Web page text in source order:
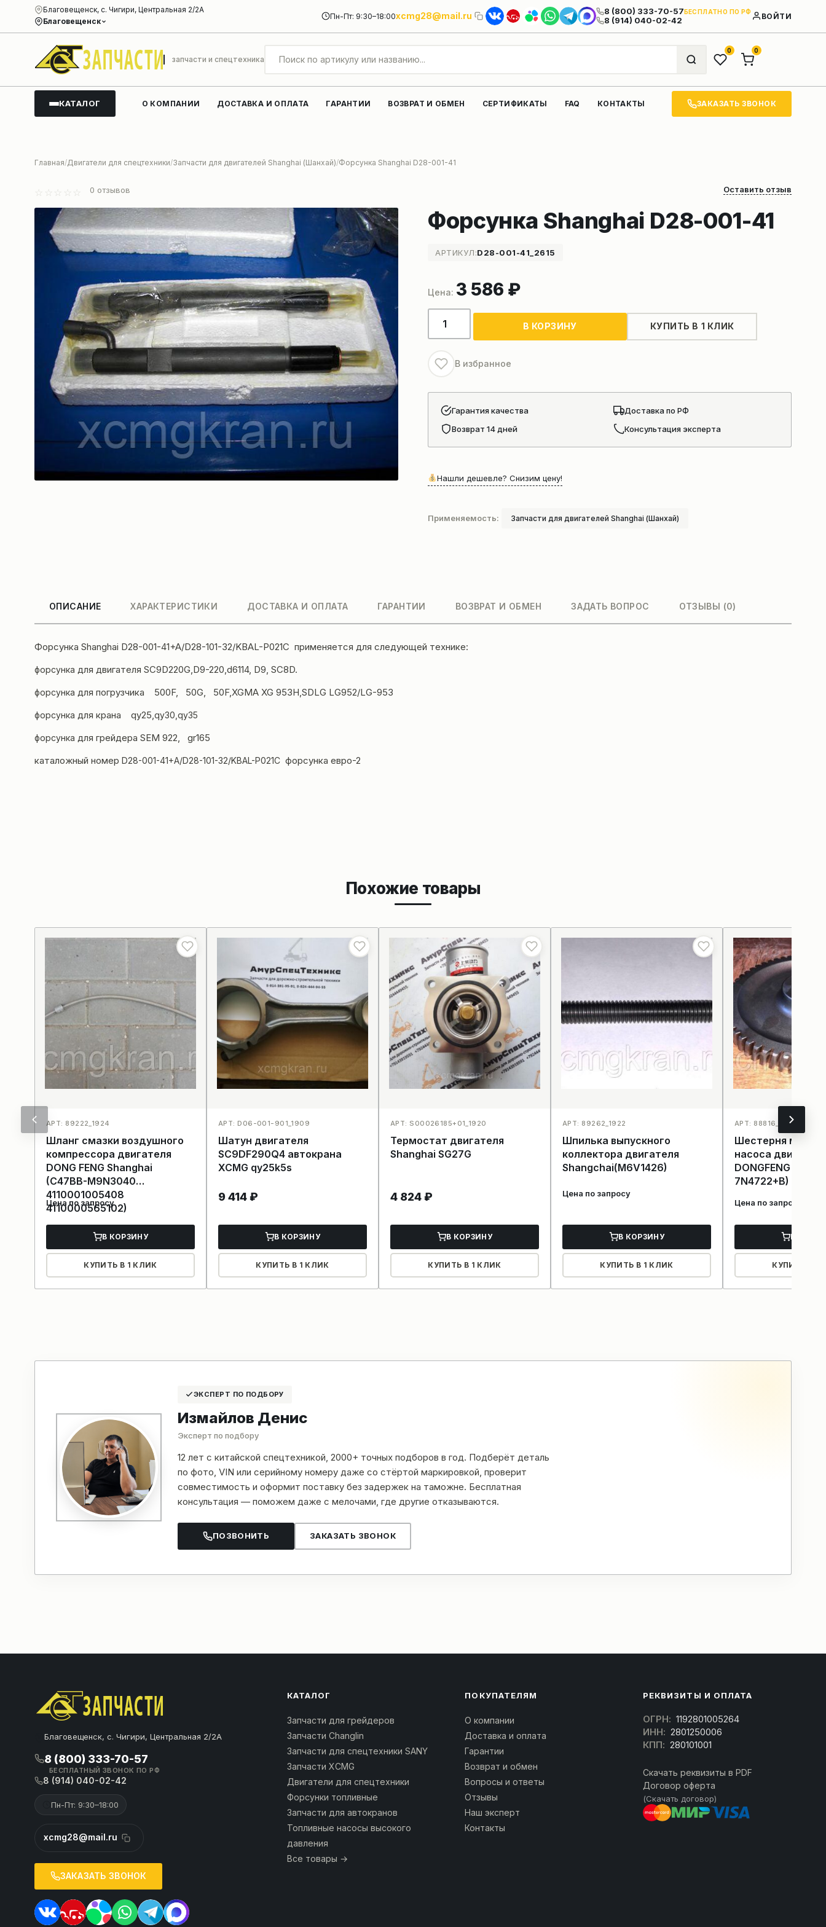
Благовещенск
Благовещенск, с. Чигири, Центральная 2/2А
Пн-Пт: 9:30–18:00xcmg28@mail.ru 8 (800) 333-70-57БЕСПЛАТНО ПО РФ
8 (914) 040-02-42 ВОЙТИ
запчасти и спецтехника
0 0
КАТАЛОГ О КОМПАНИИ ДОСТАВКА И ОПЛАТА ГАРАНТИИ ВОЗВРАТ И ОБМЕН СЕРТИФИКАТЫ FAQ КОНТАКТЫ ЗАКАЗАТЬ ЗВОНОК
Главная Двигатели для спецтехники Запчасти для двигателей Shanghai (Шанхай) Форсунка Shanghai D28-001-41
0 отзывов Оставить отзыв
Форсунка Shanghai D28-001-41
АРТИКУЛ:D28-001-41_2615
3 586 ₽
Количество
товара
Shanghai
D28-
001-
В КОРЗИНУ КУПИТЬ В 1 КЛИК
В избранное
Гарантия качества
Доставка по РФ
Возврат 14 дней
Консультация эксперта
Нашли дешевле? Снизим цену!
Применяемость: Запчасти для двигателей Shanghai (Шанхай)
ОПИСАНИЕ ХАРАКТЕРИСТИКИ ДОСТАВКА И ОПЛАТА ГАРАНТИИ ВОЗВРАТ И ОБМЕН ЗАДАТЬ ВОПРОС ОТЗЫВЫ (0)
Форсунка Shanghai D28-001-41+A/D28-101-32/KBAL-P021C применяется для следующей технике:
форсунка для двигателя SC9D220G,D9-220,d6114, D9, SC8D.
форсунка для погрузчика 500F, 50G, 50F,XGMA XG 953H,SDLG LG952/LG-953
форсунка для крана qy25, qy30, qy35
форсунка для грейдера SEM 922, gr165
каталожный номер D28-001-41+A/D28-101-32/KBAL-P021C форсунка евро-2
Похожие товары
АРТ: 89222_1924
Шланг смазки воздушного
компрессора двигателя
DONG FENG Shanghai
(C47BB-M9N3040
4110001005408
4110000565102)
Цена по запросу
В КОРЗИНУ
КУПИТЬ В 1 КЛИК
АРТ: D06-001-901_1909
Шатун двигателя
SC9DF290Q4 автокрана
XCMG qy25k5s
9 414₽
В КОРЗИНУ
КУПИТЬ В 1 КЛИК
АРТ: S00026185+01_1920
Термостат двигателя
Shanghai SG27G
4 824₽
В КОРЗИНУ
КУПИТЬ В 1 КЛИК
АРТ: 89262_1922
Шпилька выпускного
коллектора двигателя
Shangchai(M6V1426)
Цена по запросу
В КОРЗИНУ
КУПИТЬ В 1 КЛИК
АРТ: 88816_1936
Шестерня
насоса
DONGFENG
7N4722+B)
Цена по запросу
В
КУПИТЬ В 1
ЭКСПЕРТ ПО ПОДБОРУ
Измайлов Денис
Эксперт по подбору
12 лет с китайской спецтехникой, 2000+ точных подборов в год. Подберёт деталь
по фото, VIN или серийному номеру даже со стёртой маркировкой, проверит
совместимость и оформит поставку без задержек на таможне. Бесплатная
консультация — поможем даже с мелочами, где другие отказываются.
ПОЗВОНИТЬ ЗАКАЗАТЬ ЗВОНОК
Благовещенск, с. Чигири, Центральная 2/2А
8 (800) 333-70-57
БЕСПЛАТНЫЙ ЗВОНОК ПО РФ
8 (914) 040-02-42
Пн-Пт: 9:30–18:00
xcmg28@mail.ru
ЗАКАЗАТЬ ЗВОНОК
КАТАЛОГ
Запчасти для грейдеров
Запчасти Changlin
Запчасти для спецтехники SANY
Запчасти XCMG
Двигатели для спецтехники
Форсунки топливные
Запчасти для автокранов
Топливные насосы высокого
давления
Все товары →
ПОКУПАТЕЛЯМ
О компании
Доставка и оплата
Гарантии
Возврат и обмен
Вопросы и ответы
Отзывы
Наш эксперт
Контакты
РЕКВИЗИТЫ И ОПЛАТА
ОГРН: 1192801005264
ИНН: 2801250006
КПП: 280101001
Скачать реквизиты в PDF
Договор оферта
(Скачать договор)